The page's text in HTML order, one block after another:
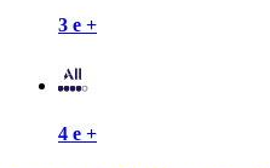
3 e +
4 e +